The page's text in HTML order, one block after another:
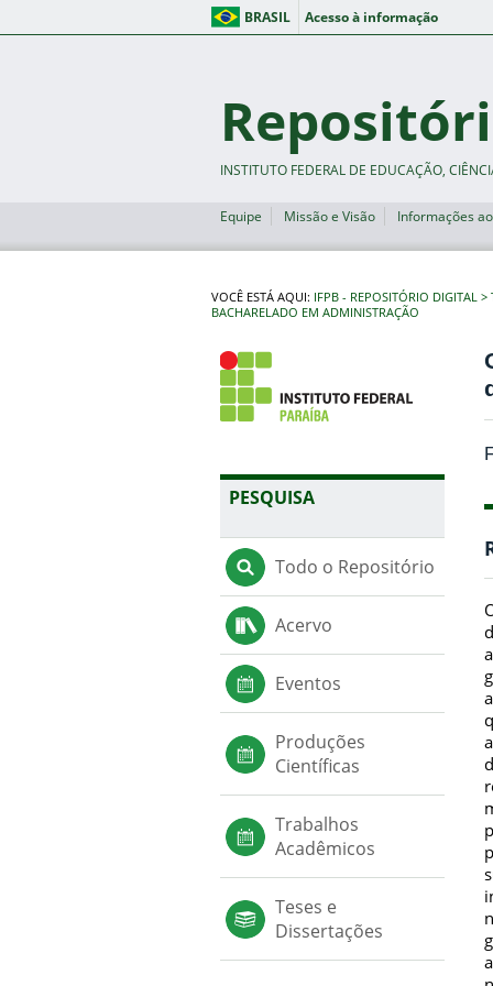
BRASIL Acesso à informação
INSTITUTO FEDERAL DE EDUCAÇÃO,
Equipe Missão e Visão Informações
VOCÊ ESTÁ AQUI: IFPB - REPOSITÓRIO DIGITAL
BACHARELADO EM ADMINISTRAÇÃO
PESQUISA
Todo o Repositório
Acervo
Eventos
Produções
Científicas
Trabalhos
Acadêmicos
Teses e
Dissertações